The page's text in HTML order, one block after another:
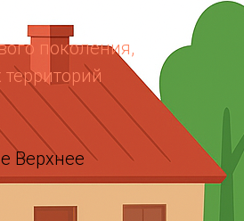
поколения,
Верхнее